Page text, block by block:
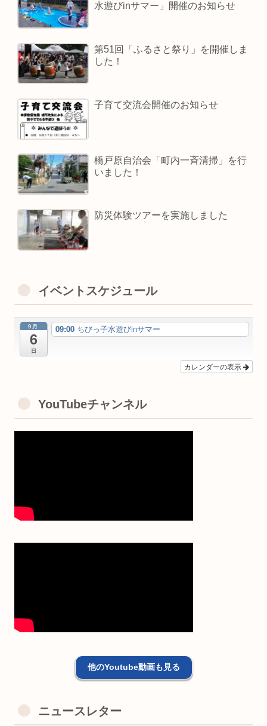
水遊びinサマー」開催のお知らせ
第51回「ふるさと祭り」を開催しま
した！
子育て交流会開催のお知らせ
橋戸原自治会「町内一斉清掃」を行
いました！
防災体験ツアーを実施しました
イベントスケジュール
9月
6
日
09:00 ちびっ子水遊びinサマー
カレンダーの表示
YouTubeチャンネル
他のYoutube動画も見る
ニュースレター